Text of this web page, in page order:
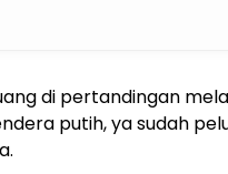
di pertandingan
putih, ya sudah